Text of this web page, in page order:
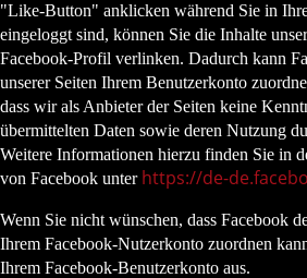
"Like-Button" anklicken während Sie in
eingeloggt sind, können Sie die Inhalte
Facebook-Profil verlinken. Dadurch kann
unserer Seiten Ihrem Benutzerkonto
dass wir als Anbieter der Seiten keine
übermittelten Daten sowie deren Nutzung
Weitere Informationen hierzu finden Sie in
von Facebook unter https://de-
Wenn Sie nicht wünschen, dass Facebook
Ihrem Facebook-Nutzerkonto zuordnen
Ihrem Facebook-Benutzerkonto aus.